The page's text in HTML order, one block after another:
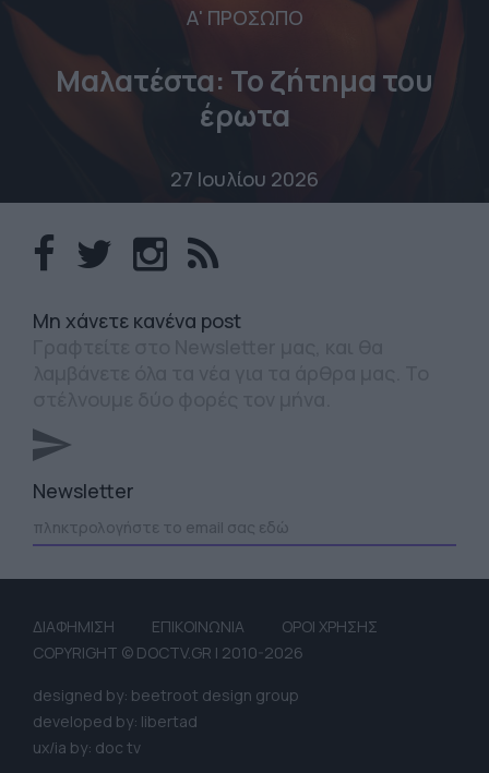
Α' ΠΡΟΣΩΠΟ
Μαλατέστα: Το ζήτημα του
έρωτα
27 Ιουλίου 2026
Mη χάνετε κανένα post
Newsletter
ΔΙΑΦΗΜΙΣΗ ΕΠΙΚΟΙΝΩΝΙΑ
ΟΡΟΙ ΧΡΗΣΗΣ
COPYRIGHT © DOCTV.GR | 2010-2026
designed by: beetroot design group
developed by: libertad
ux/ia by: doc tv